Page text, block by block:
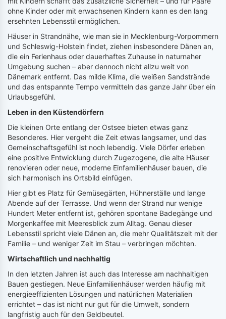
ohne Kinder oder mit erwachsenen Kindern kann es den lang
ersehnten Lebensstil ermöglichen.
Häuser in Strandnähe, wie man sie in Mecklenburg-Vorpommern
und Schleswig-Holstein findet, ziehen insbesondere Dänen an,
die ein Ferienhaus oder dauerhaftes Zuhause in naturnaher
Umgebung suchen – aber dennoch nicht allzu weit von
Dänemark entfernt. Das milde Klima, die weißen Sandstrände
und das entspannte Tempo vermitteln das ganze Jahr über ein
Urlaubsgefühl.
Leben in den Küstendörfern
Die kleinen Orte entlang der Ostsee bieten etwas ganz
Besonderes. Hier vergeht die Zeit etwas langsamer, und das
Gemeinschaftsgefühl ist noch lebendig. Viele Dörfer erleben
eine positive Entwicklung durch Zugezogene, die alte Häuser
renovieren oder neue, moderne Einfamilienhäuser bauen, die
sich harmonisch ins Ortsbild einfügen.
Hier gibt es Platz für Gemüsegärten, Hühnerställe und lange
Abende auf der Terrasse. Und wenn der Strand nur wenige
Hundert Meter entfernt ist, gehören spontane Badegänge und
Morgenkaffee mit Meeresblick zum Alltag. Genau dieser
Lebensstil spricht viele Dänen an, die mehr Qualitätszeit mit der
Familie – und weniger Zeit im Stau – verbringen möchten.
Wirtschaftlich und nachhaltig
In den letzten Jahren ist auch das Interesse am nachhaltigen
Bauen gestiegen. Neue Einfamilienhäuser werden häufig mit
energieeffizienten Lösungen und natürlichen Materialien
errichtet – das ist nicht nur gut für die Umwelt, sondern
langfristig auch für den Geldbeutel.